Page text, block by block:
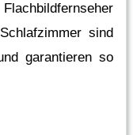
sind
garantieren so